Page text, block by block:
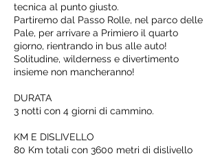
tecnica al punto giusto.
Partiremo dal Passo Rolle, nel parco delle
Pale, per arrivare a Primiero il quarto
giorno, rientrando in bus alle auto!
Solitudine, wilderness e divertimento
insieme non mancheranno!
DURATA
3 notti con 4 giorni di cammino.
KM E DISLIVELLO
80 Km totali con 3600 metri di dislivello